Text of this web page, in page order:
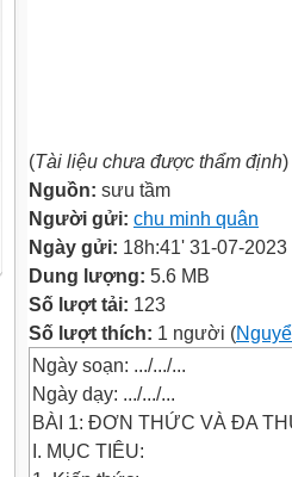
(Tài liệu chưa được thẩm định)
Nguồn: sưu tầm
Người gửi: chu minh quân
Ngày gửi: 18h:41' 31-07-2023
Dung lượng: 5.6 MB
Số lượt tải: 123
Số lượt thích: 1 người (
Ngày soạn: .../.../...
Ngày dạy: .../.../...
BÀI 1: ĐƠN THỨC VÀ ĐA
I. MỤC TIÊU: